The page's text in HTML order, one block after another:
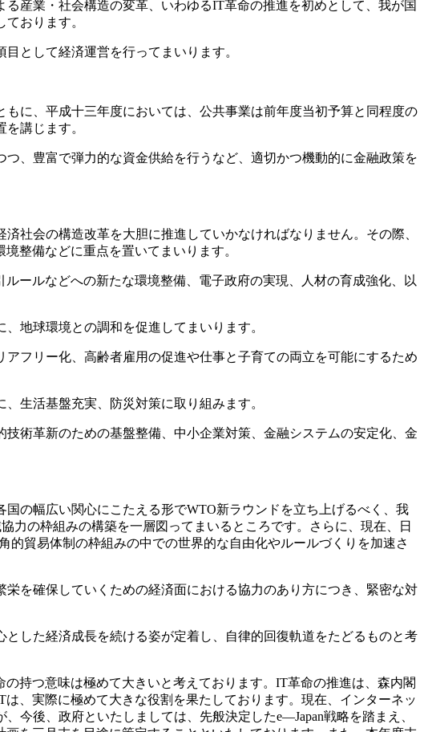
産業・社会構造の変革、いわゆるIT革命の推進を初めとして、我が国
おります。
として経済運営を行ってまいります。
に、平成十三年度においては、公共事業は前年度当初予算と同程度の
講じます。
、豊富で弾力的な資金供給を行うなど、適切かつ機動的に金融政策を
社会の構造改革を大胆に推進していかなければなりません。その際、
整備などに重点を置いてまいります。
ールなどへの新たな環境整備、電子政府の実現、人材の育成強化、以
地球環境との調和を促進してまいります。
フリー化、高齢者雇用の促進や仕事と子育ての両立を可能にするため
生活基盤充実、防災対策に取り組みます。
術革新のための基盤整備、中小企業対策、金融システムの安定化、金
の幅広い関心にこたえる形でWTO新ラウンドを立ち上げるべく、我
力の枠組みの構築を一層図ってまいるところです。さらに、現在、日
貿易体制の枠組みの中での世界的な自由化やルールづくりを加速さ
を確保していくための経済面における協力のあり方につき、緊密な対
した経済成長を続ける姿が定着し、自律的回復軌道をたどるものと考
持つ意味は極めて大きいと考えております。IT革命の推進は、森内閣
、実際に極めて大きな役割を果たしております。現在、インターネッ
今後、政府といたしましては、先般決定したe—Japan戦略を踏まえ、